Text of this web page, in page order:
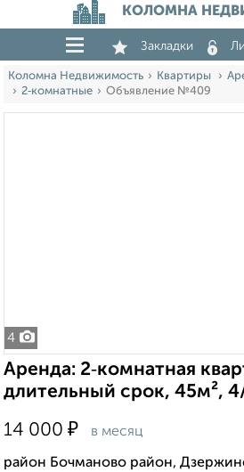
КОЛОМНА
Закладки
Коломна Недвижимость Квартиры
2‑комнатные
Объявление №409
4
Аренда: 2‑комнатная
длительный срок, 45м²,
14 000 ₽ в месяц
район Бочманово район,